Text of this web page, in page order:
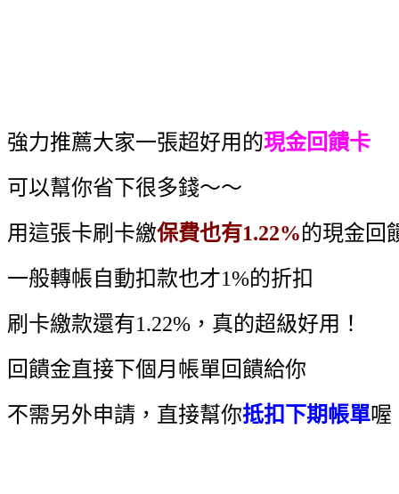
強力推薦大家一張超好用的現金回饋卡
可以幫你省下很多錢～～
用這張卡刷卡繳保費也有1.22%的現金回
一般轉帳自動扣款也才1%的折扣
刷卡繳款還有1.22%，真的超級好用！
回饋金直接下個月帳單回饋給你
不需另外申請，直接幫你抵扣下期帳單喔